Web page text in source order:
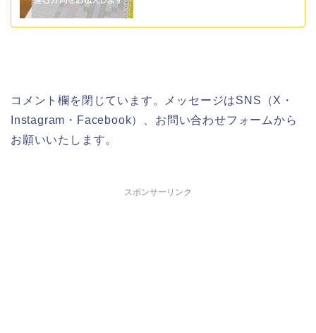
コメント欄を閉じています。メッセージはSNS（X・
Instagram・Facebook）、お問い合わせフォームから
お願いいたします。
スポンサーリンク